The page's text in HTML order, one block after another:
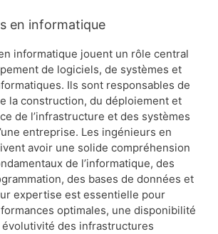
en informatique
informatique jouent un rôle central
de logiciels, de systèmes et
Ils sont responsables de
la construction, du déploiement et
de l’infrastructure et des systèmes
entreprise. Les ingénieurs en
avoir une solide compréhension
de l’informatique, des
des bases de données et
expertise est essentielle pour
optimales, une disponibilité
des infrastructures